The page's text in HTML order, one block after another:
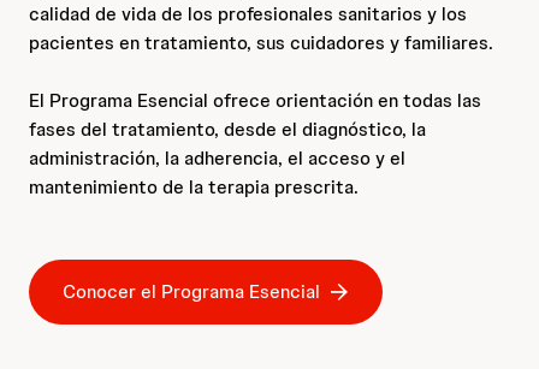
calidad de vida de los profesionales sanitarios y los
pacientes en tratamiento, sus cuidadores y familiares.
El Programa Esencial ofrece orientación en todas las
fases del tratamiento, desde el diagnóstico, la
administración, la adherencia, el acceso y el
mantenimiento de la terapia prescrita.
Conocer el Programa Esencial